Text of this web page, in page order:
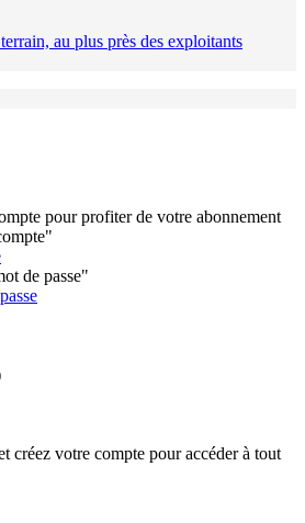
au plus près des exploitants
pour profiter de votre abonnement
de passe"
créez votre compte pour accéder à tout